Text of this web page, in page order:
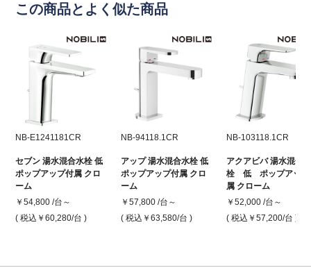
この商品とよく似た商品
NB-E1241181CR
セブン 湯水混合水栓 低
ポップアップ付属 クロ
ーム
￥54,800 /台～
( 税込￥60,280/台 )
NB-94118.1CR
アップ 湯水混合水栓 低
ポップアップ付属 クロ
ーム
￥57,800 /台～
( 税込￥63,580/台 )
NB-103118.1CR
アクアビバ 湯水混合
栓 低 ポップアップ
属 クローム
￥52,000 /台～
( 税込￥57,200/台 )